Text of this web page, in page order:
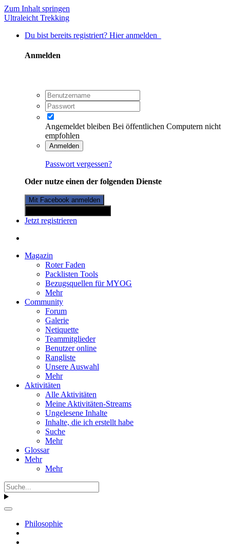
Zum Inhalt springen
Ultraleicht Trekking
Du bist bereits registriert? Hier anmelden
Anmelden
Angemeldet bleiben Bei öffentlichen Computern nicht
empfohlen
Anmelden
Passwort vergessen?
Oder nutze einen der folgenden Dienste
Mit Facebook anmelden
Jetzt registrieren
Magazin
Roter Faden
Packlisten Tools
Bezugsquellen für MYOG
Mehr
Community
Forum
Galerie
Netiquette
Teammitglieder
Benutzer online
Rangliste
Unsere Auswahl
Mehr
Aktivitäten
Alle Aktivitäten
Meine Aktivitäten-Streams
Ungelesene Inhalte
Inhalte, die ich erstellt habe
Suche
Mehr
Glossar
Mehr
Mehr
Philosophie